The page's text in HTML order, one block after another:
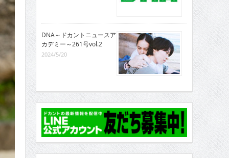
DNA～ドカントニュースア
カデミー～261号vol.2
2024/5/20